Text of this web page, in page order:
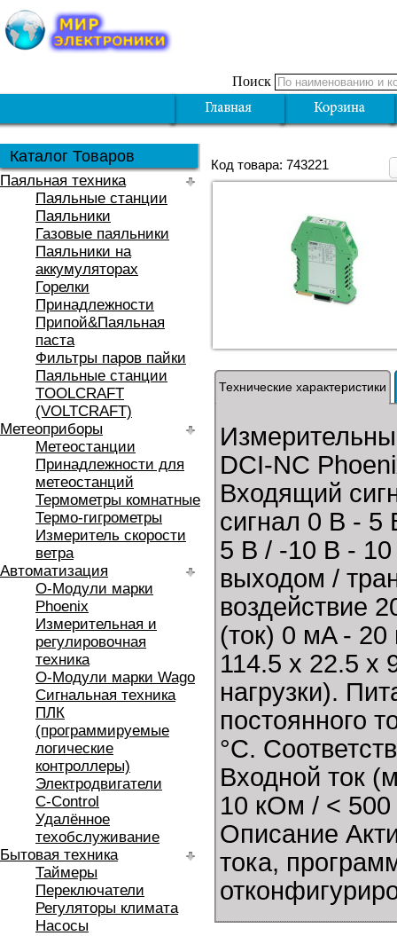
Поиск
Каталог Товаров
Паяльная техника
Паяльные станции
Паяльники
Газовые паяльники
Паяльники на
аккумуляторах
Горелки
Принадлежности
Припой&Паяльная
паста
Фильтры паров пайки
Паяльные станции
TOOLCRAFT
(VOLTCRAFT)
Метеоприборы
Метеостанции
Принадлежности для
метеостанций
Термометры комнатные
Термо-гигрометры
Измеритель скорости
ветра
Автоматизация
O-Модули марки
Phoenix
Измерительная и
регулировочная
техника
O-Модули марки Wago
Сигнальная техника
ПЛК
(программируемые
логические
контроллеры)
Электродвигатели
C-Control
Удалённое
техобслуживание
Бытовая техника
Таймеры
Переключатели
Регуляторы климата
Насосы
Код товара: 743221
Технические характеристики
DCI-NC
Входящий
сигнал 0 В -
5 В / -10 В -
выходом /
воздействие
(ток) 0 мA -
114.5 x 22.5 x
нагрузки).
постоянного
°C.
Входной ток
10 кОм / <
Описание
тока,